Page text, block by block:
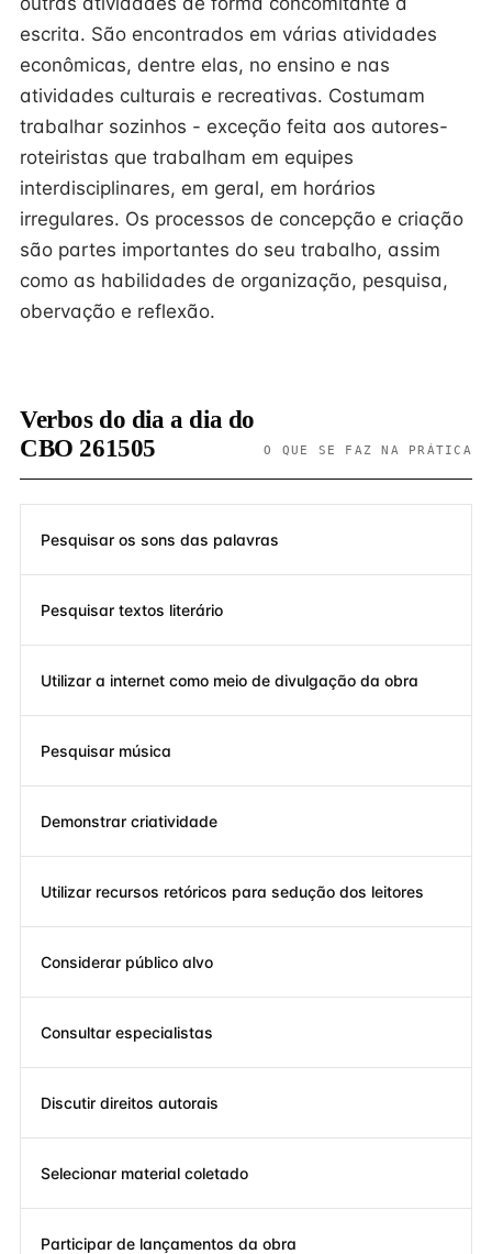
escrita. São encontrados em várias atividades
econômicas, dentre elas, no ensino e nas
atividades culturais e recreativas. Costumam
trabalhar sozinhos - exceção feita aos autores-
roteiristas que trabalham em equipes
interdisciplinares, em geral, em horários
irregulares. Os processos de concepção e criação
são partes importantes do seu trabalho, assim
como as habilidades de organização, pesquisa,
obervação e reflexão.
Verbos do dia a dia do
CBO 261505
O QUE SE FAZ NA PRÁTICA
Pesquisar os sons das palavras
Pesquisar textos literário
Utilizar a internet como meio de divulgação da obra
Pesquisar música
Demonstrar criatividade
Utilizar recursos retóricos para sedução dos leitores
Considerar público alvo
Consultar especialistas
Discutir direitos autorais
Selecionar material coletado
Participar de lançamentos da obra